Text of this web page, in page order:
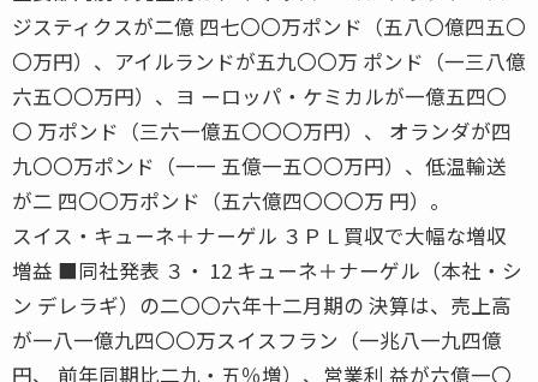
ジスティクスが二億 四七〇〇万ポンド（五八〇億四五〇
〇万円）、アイルランドが五九〇〇万 ポンド（一三八億
六五〇〇万円）、ヨ ーロッパ・ケミカルが一億五四〇
〇 万ポンド（三六一億五〇〇〇万円）、 オランダが四
九〇〇万ポンド（一一 五億一五〇〇万円）、低温輸送
が二 四〇〇万ポンド（五六億四〇〇〇万 円）。
スイス・キューネ＋ナーゲル ３ＰＬ買収で大幅な増収
増益 ■同社発表 ３・ 12 キューネ＋ナーゲル（本社・シ
ン デレラギ）の二〇〇六年十二月期の 決算は、売上高
が一八一億九四〇〇万スイスフラン（一兆八一九四億
円、 前年同期比二九・五％増）、営業利 益が六億一〇